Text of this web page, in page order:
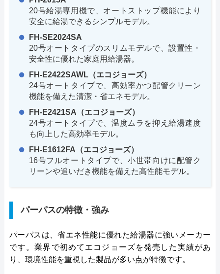
20号給湯専用機で、オートストップ機能により
安全に給湯できるシンプルモデル。
FH-SE2024SA
20号オートタイプのスリムモデルで、設置性・
安全性に優れた家庭用給湯器。
FH-E2422SAWL（エコジョーズ）
24号オートタイプで、高効率かつ配管クリーン
機能を備えた清潔・省エネモデル。
FH-E2421SA（エコジョーズ）
24号オートタイプで、温度ムラを抑え給湯速度
も向上した高効率モデル。
FH-E1612FA（エコジョーズ）
16号フルオートタイプで、小世帯向けに配管ク
リーンや追いだき機能を備えた高性能モデル。
パーパスの特徴・強み
パーパスは、省エネ性能に優れた給湯器に強いメーカー
です。業界で初めてエコジョーズを発売した実績があ
り、環境性能を重視した製品が多い点が特徴です。